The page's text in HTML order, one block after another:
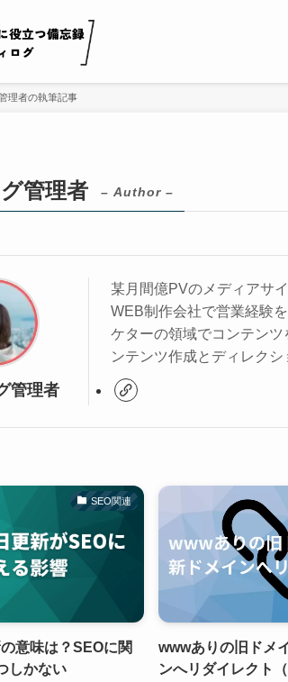
理者の執筆記事
管理者 – Author –
管理者
某月間億PVのメディアサ
WEB制作会社で営業経験
ケターの領域でコンテン
ンテンツ作成とディレクシ
SEO関連
意味は？SEOに関
しかない
wwwありの旧ドメ
ンへリダイレクト